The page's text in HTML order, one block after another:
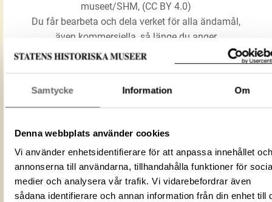
Samtycke Information Om
Denna webbplats använder cookies
Vi använder enhetsidentifierare för att anpassa innehållet och
annonserna till användarna, tillhandahålla funktioner för
medier och analysera vår trafik. Vi vidarebefordrar även
sådana identifierare och annan information från din enhet till
Förmålsbenämning
Prakthjälm
Hjälm
Föremålsnummer 120458_HST
museet/SHM, (CC BY 4.0)
Du får bearbeta och dela verket för alla ändamål,
även kommersiella, så länge du anger
upphovsperson och licensgivare.
LADDA NER MEDIA